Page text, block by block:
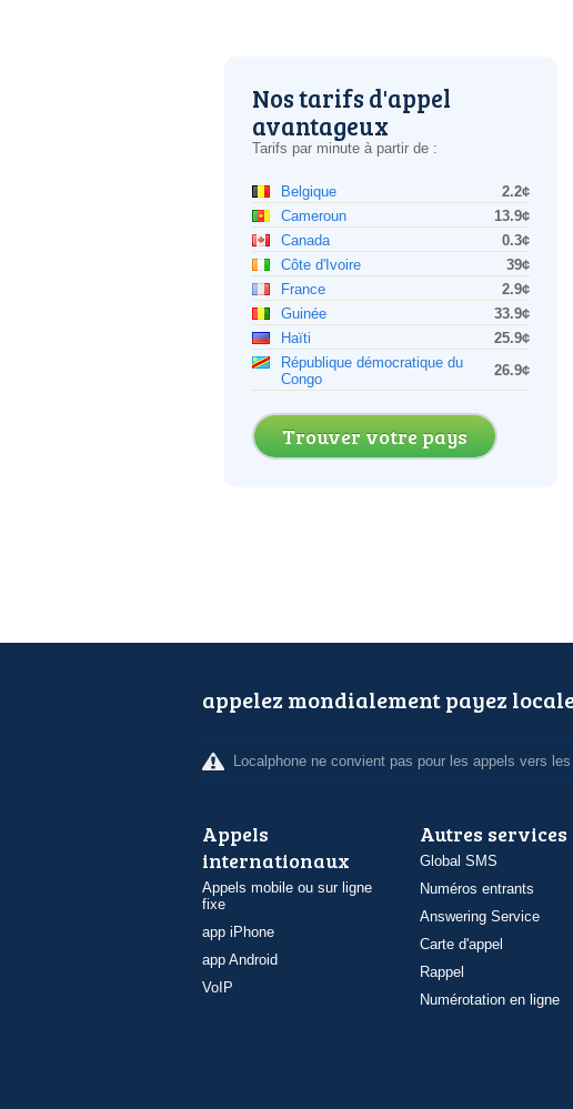
Nos tarifs d'appel
avantageux
Tarifs par minute à partir de :
Belgique
2.2¢
Cameroun
13.9¢
Canada
0.3¢
Côte d'Ivoire
39¢
France
2.9¢
Guinée
33.9¢
Haïti
25.9¢
République démocratique du
Congo
26.9¢
Trouver votre pays
appelez mondialement payez
Localphone ne convient pas pour les appels vers
Appels
internationaux
Appels mobile ou sur ligne
fixe
app iPhone
app Android
VoIP
Autres services
Global SMS
Numéros entrants
Answering Service
Carte d'appel
Rappel
Numérotation en ligne